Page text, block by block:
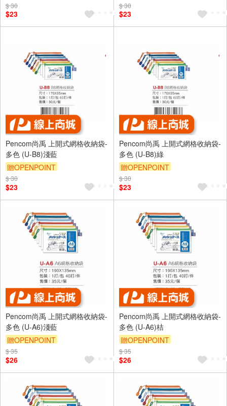
$ 30
$23
$ 30
$23
Pencom尚禹 上開式網格收納袋-
多色 (U-B8)淺藍
贈OPENPOINT
$ 30
$23
Pencom尚禹 上開式網格收納袋-
多色 (U-B8)綠
贈OPENPOINT
$ 30
$23
Pencom尚禹 上開式網格收納袋-
多色 (U-A6)淺藍
贈OPENPOINT
$ 35
$26
Pencom尚禹 上開式網格收納袋-
多色 (U-A6)桔
贈OPENPOINT
$ 35
$26